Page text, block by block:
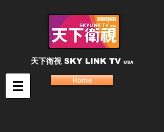
天下衛視 SKY LINK TV USA
Home